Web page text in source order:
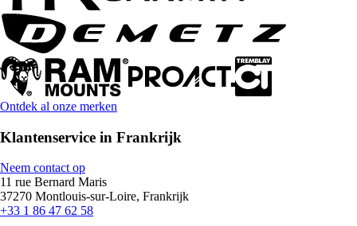
Ontdek al onze merken
Klantenservice in Frankrijk
Neem contact op
11 rue Bernard Maris
37270 Montlouis-sur-Loire, Frankrijk
+33 1 86 47 62 58